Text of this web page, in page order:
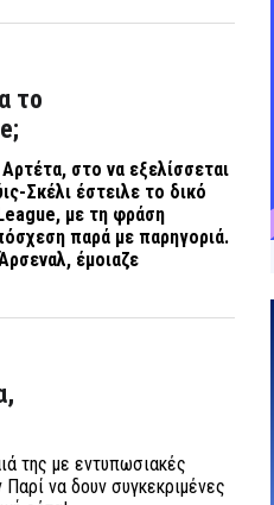
το
στο να εξελίσσεται
Σκέλι έστειλε το δικό
με τη φράση
παρά με παρηγοριά.
έμοιαζε
της με εντυπωσιακές
να δουν συγκεκριμένες